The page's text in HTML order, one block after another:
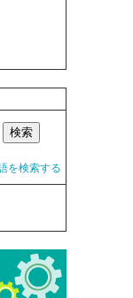
を検索する